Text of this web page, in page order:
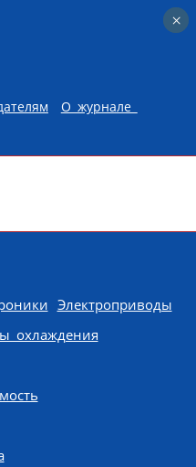
О журнале
Электроприводы
охлаждения
×
×